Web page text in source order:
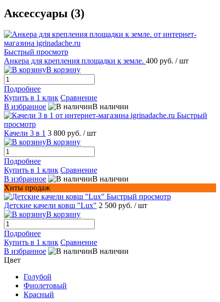
Аксессуары (3)
Быстрый просмотр
Анкера для крепления площадки к земле. 400 руб. / шт
В корзину
Подробнее
Купить в 1 клик Сравнение
В избранное
В наличии
Быстрый
просмотр
Качели 3 в 1 3 800 руб. / шт
В корзину
Подробнее
Купить в 1 клик Сравнение
В избранное
В наличии
Хиты продаж
Быстрый просмотр
Детские качели ковш "Lux" 2 500 руб. / шт
В корзину
Подробнее
Купить в 1 клик Сравнение
В избранное
В наличии
Цвет
Голубой
Фиолетовый
Красный